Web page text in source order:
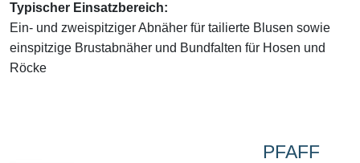
Typischer Einsatzbereich:
Ein- und zweispitziger Abnäher für tailierte Blusen sowie
einspitzige Brustabnäher und Bundfalten für Hosen und
Röcke
PFAFF